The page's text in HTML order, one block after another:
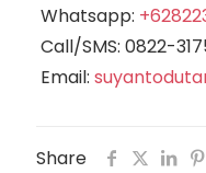
Whatsapp:
Call/SMS: 0822-
Email:
Share